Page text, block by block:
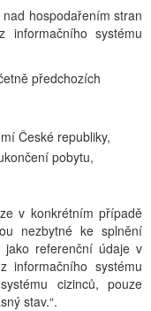
hospodařením stran
systému
předchozích
České republiky,
pobytu,
v konkrétním případě
nezbytné ke splnění
jako referenční údaje v
informačního systému
cizinců, pouze
stav.“.